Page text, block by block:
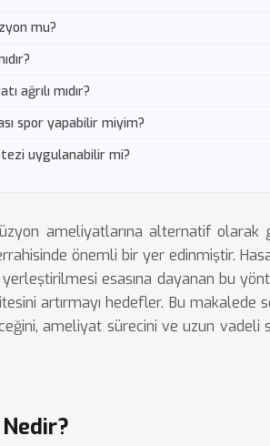
mu?
ağrılı mıdır?
spor yapabilir miyim?
uygulanabilir mi?
ameliyatlarına alternatif olarak
önemli bir yer edinmiştir.
esasına dayanan bu
artırmayı hedefler. Bu makalede
ameliyat sürecini ve uzun vadeli